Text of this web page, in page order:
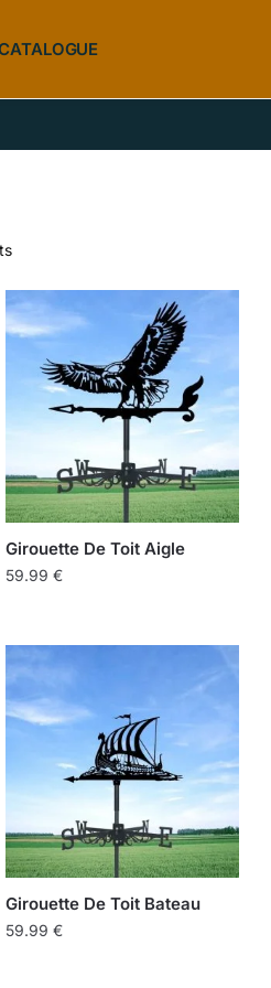
Girouette De Toit Aigle
59.99€
Girouette De Toit Bateau
59.99€